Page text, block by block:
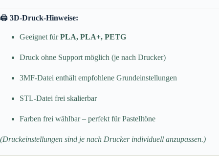
🖨️ 3D-Druck-Hinweise:
Geeignet fürPLA, PLA+, PETG
Druck ohne Support möglich (je nach Drucker)
3MF-Datei enthält empfohlene Grundeinstellungen
STL-Datei frei skalierbar
Farben frei wählbar – perfekt für Pastelltöne
(Druckeinstellungen sind je nach Drucker individuell anzupassen.)